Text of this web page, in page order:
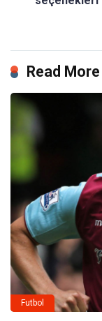
Read More
Futbol